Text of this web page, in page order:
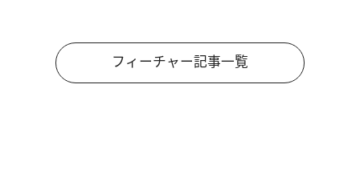
フィーチャー記事一覧